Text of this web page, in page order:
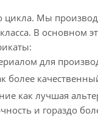
цикла. Мы
В основном
для
более
как лучшая
и гораздо